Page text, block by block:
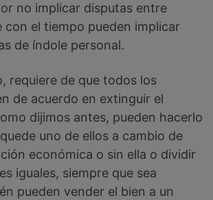
no implicar disputas entre
con el tiempo pueden implicar
de índole personal.
requiere de que todos los
de acuerdo en extinguir el
dijimos antes, pueden hacerlo
uno de ellos a cambio de
económica o sin ella o dividir
iguales, siempre que sea
pueden vender el bien a un